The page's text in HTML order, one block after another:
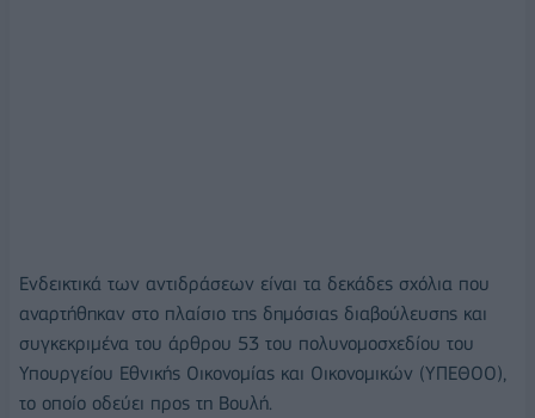
Ενδεικτικά των αντιδράσεων είναι τα δεκάδες σχόλια που
αναρτήθηκαν στο πλαίσιο της δημόσιας διαβούλευσης και
συγκεκριμένα του άρθρου 53 του πολυνομοσχεδίου του
Υπουργείου Εθνικής Οικονομίας και Οικονομικών (ΥΠΕΘΟΟ),
το οποίο οδεύει προς τη Βουλή.